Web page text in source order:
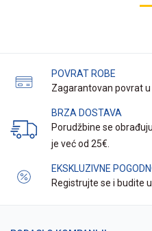
POVRAT ROBE
Zagarantovan povrat u
BRZA DOSTAVA
Porudžbine se
je već od 25€.
EKSKLUZIVNE
Registrujte se i budite